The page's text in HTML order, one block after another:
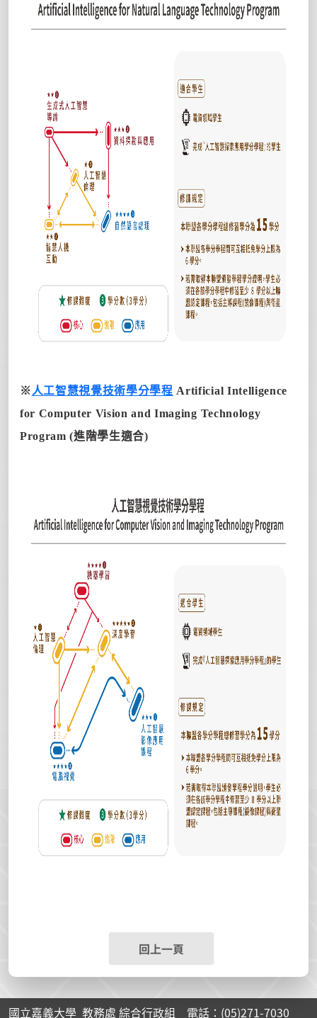
※ 人工智慧視覺技術學分學程 Artificial Intelligence
for Computer Vision and Imaging Technology
Program (進階學生適合)
回上一頁
國立嘉義大學 教務處 綜合行政組 電話：(05)271-7030